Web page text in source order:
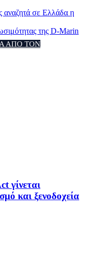
σε Ελλάδα η
της D-Marin
ΑΠΟ ΤΟΝ
γίνεται
και ξενοδοχεία